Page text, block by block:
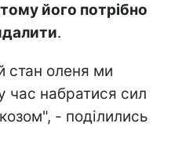
його потрібно
.
стан оленя ми
час набратися сил
- поділились